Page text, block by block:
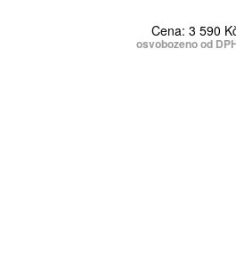
Cena: 3 590
osvobozeno od